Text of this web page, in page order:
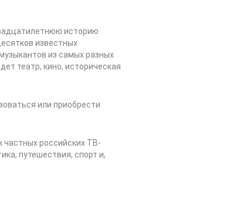
историю
известных
из самых разных
театр, кино, историческая
или приобрести
российских ТВ-
путешествия, спорт и,